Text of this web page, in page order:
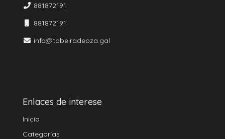
881872191
881872191
info@tobeiradeoza.gal
Enlaces de interese
Inicio
Categorías